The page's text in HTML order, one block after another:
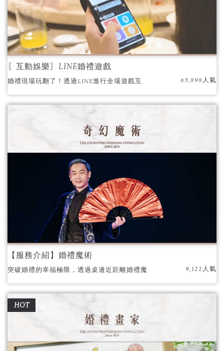
〖互動娛樂〗LINE婚禮遊戲
婚禮現場玩翻了！透過LINE進行全場遊戲互
動！
65,898人氣
【服務介紹】婚禮魔術
突破婚禮的幸福極限，透過桌邊近距離婚禮魔
術，讓賓客在婚禮中，感受Magic的奇幻與感
動！
9,122人氣
HOT